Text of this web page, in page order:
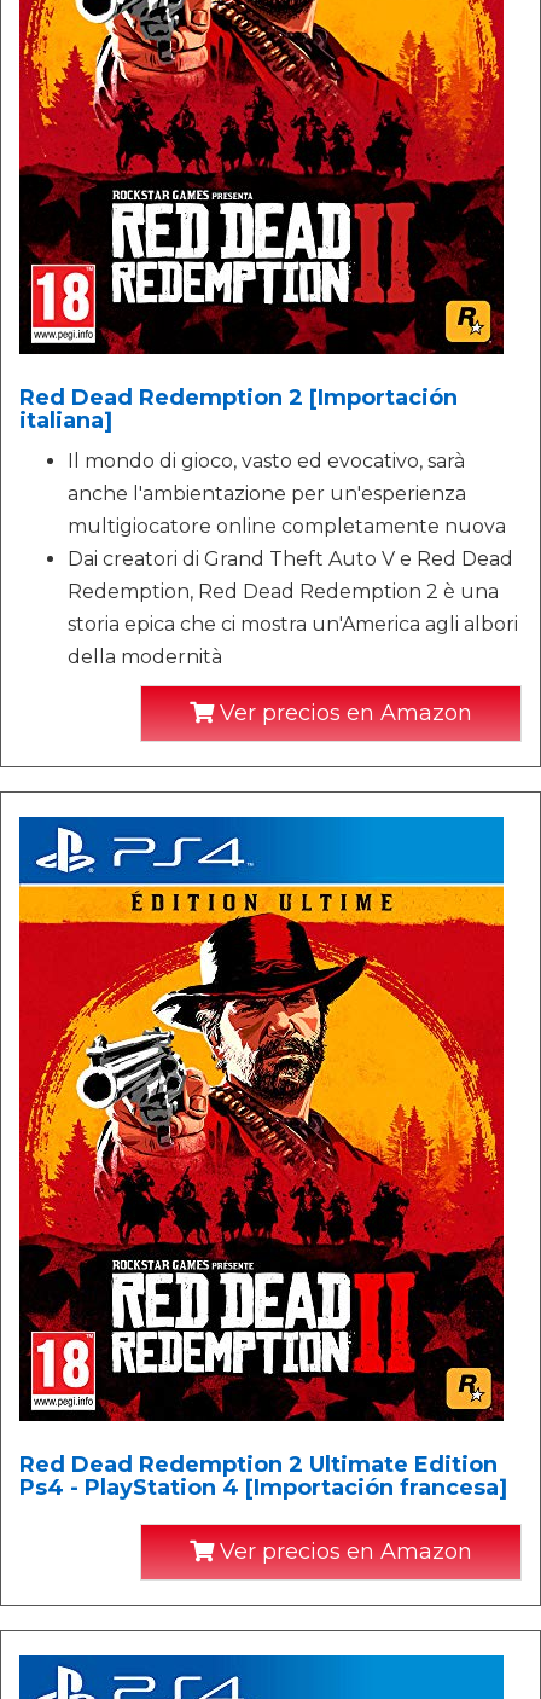
Red Dead Redemption 2 [Importación
italiana]
Il mondo di gioco, vasto ed evocativo, sarà
anche l'ambientazione per un'esperienza
multigiocatore online completamente nuova
Dai creatori di Grand Theft Auto V e Red Dead
Redemption, Red Dead Redemption 2 è una
storia epica che ci mostra un'America agli albori
della modernità
Ver precios en Amazon
Red Dead Redemption 2 Ultimate Edition
Ps4 - PlayStation 4 [Importación francesa]
Ver precios en Amazon